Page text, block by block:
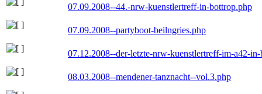
07.09.2008--44.-nrw-kuenstlertreff-in-bottrop.php
07.09.2008--partyboot-beilngries.php
07.12.2008--der-letzte-nrw-kuenstlertreff-im-a42-
08.03.2008--mendener-tanznacht--vol.3.php